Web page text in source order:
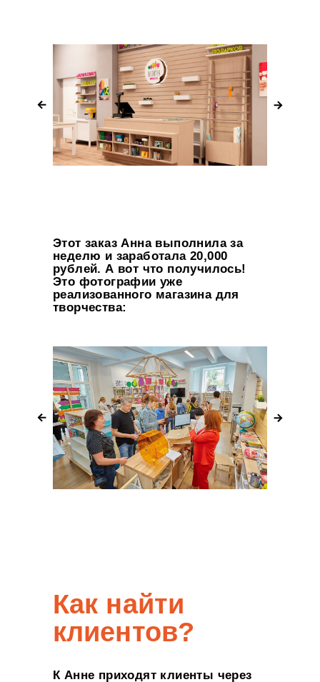
Этот заказ Анна выполнила за
неделю и заработала 20,000
рублей. А вот что получилось!
Это фотографии уже
реализованного магазина для
творчества:
Как найти
клиентов?
К Анне приходят клиенты через